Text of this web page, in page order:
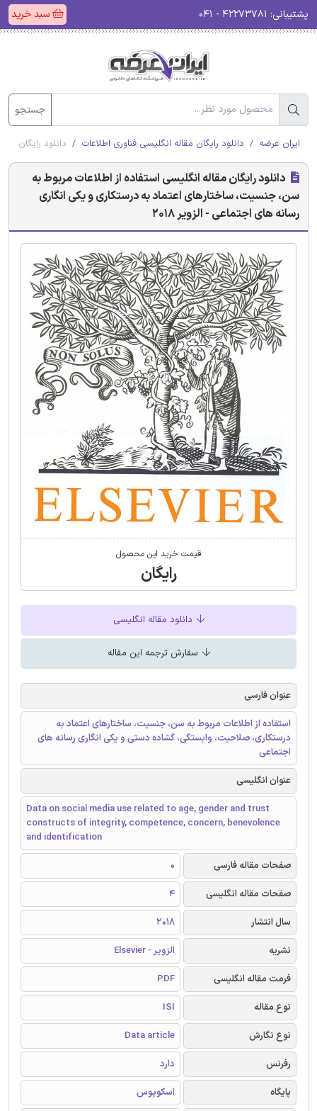
پشتیبانی: سبد خرید
جستجو
ایران عرضه دانلود رایگان مقاله انگلیسی فناوری اطلاعات دانلود رایگان
دانلود رایگان مقاله انگلیسی استفاده از اطلاعات مربوط به
سن، جنسیت، ساختارهای اعتماد به درستکاری و یکی انگاری
رسانه های اجتماعی - الزویر 2018
قیمت خرید این محصول
رایگان
دانلود مقاله انگلیسی
سفارش ترجمه این مقاله
عنوان فارسی
استفاده از اطلاعات مربوط به سن، جنسیت، ساختارهای اعتماد به
درستکاری، صلاحیت، وابستگی، گشاده دستی و یکی انگاری رسانه های
اجتماعی
عنوان انگلیسی
Data on social media use related to age, gender and trust
constructs of integrity, competence, concern, benevolence
and identification
صفحات مقاله فارسی
0
صفحات مقاله انگلیسی
4
سال انتشار
2018
نشریه
الزویر - Elsevier
فرمت مقاله انگلیسی
PDF
نوع مقاله
ISI
نوع نگارش
Data article
رفرنس
دارد
پایگاه
اسکوپوس